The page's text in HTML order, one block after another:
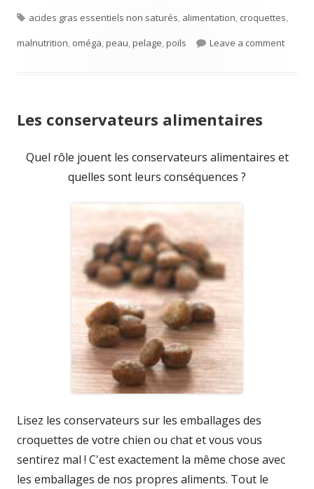
on
Tags
acides gras essentiels non saturés, alimentation, croquettes,
malnutrition, oméga,peau,pelage,poils Leave a commenton
Les conservateurs alimentaires
Quel rôle jouent les conservateurs alimentaires et
quelles sont leurs conséquences ?
Lisez les conservateurs sur les emballages des
croquettes de votre chien ou chat et vous vous
sentirez mal ! C'est exactement la même chose avec
les emballages de nos propres aliments. Tout le